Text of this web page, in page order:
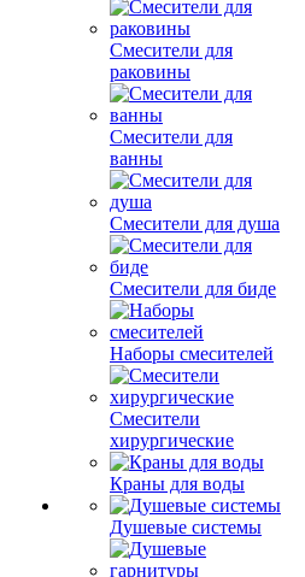
Смесители для
раковины
Смесители для
ванны
Смесители для душа
Смесители для биде
Наборы смесителей
Смесители
хирургические
Краны для воды
Душевые системы